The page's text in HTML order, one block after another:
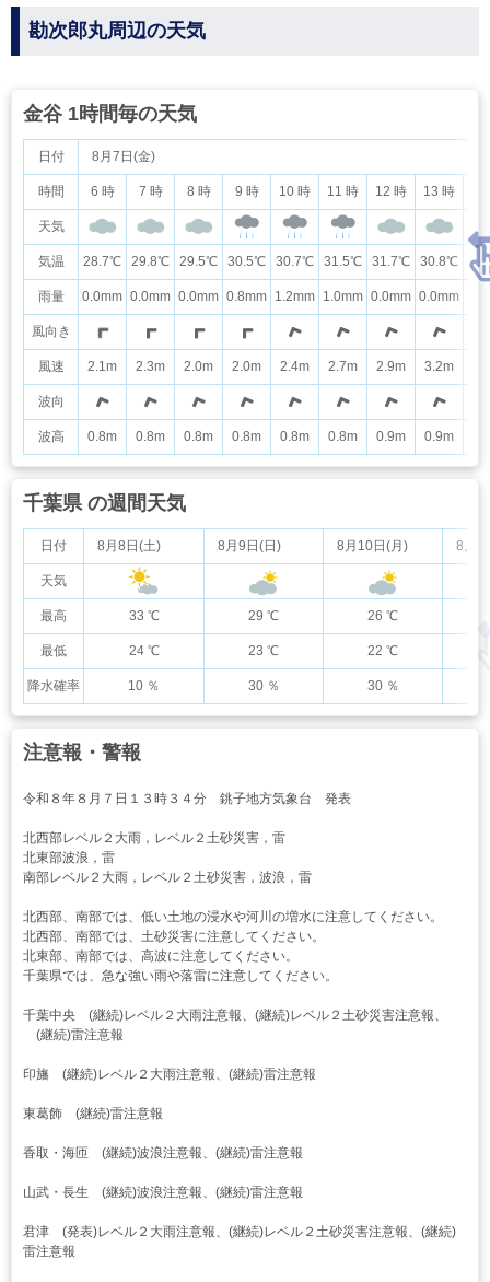
勘次郎丸周辺の天気
金谷 1時間毎の天気
日付
時間
天気
気温
雨量
風向き
風速
波向
波高
8月7日(金)
6 時 7 時 8 時 9 時 10 時 11 時 12 時 13 時
28.7℃ 29.8℃ 29.5℃ 30.5℃ 30.7℃ 31.5℃ 31.7℃ 30.8℃
0.0mm 0.0mm 0.0mm 0.8mm 1.2mm 1.0mm 0.0mm 0.0mm
2.1m 2.3m 2.0m 2.0m 2.4m 2.7m 2.9m 3.2m
0.8m 0.8m 0.8m 0.8m 0.8m 0.8m 0.9m 0.9m
千葉県 の週間天気
日付
天気
最高
最低
降水確率
8月8日(土) 8月9日(日) 8月10日(月) 8月
33 ℃ 29 ℃ 26 ℃
24 ℃ 23 ℃ 22 ℃
10 ％ 30 ％ 30 ％
注意報・警報
令和８年８月７日１３時３４分 銚子地方気象台 発表
北西部レベル２大雨，レベル２土砂災害，雷
北東部波浪，雷
南部レベル２大雨，レベル２土砂災害，波浪，雷
北西部、南部では、低い土地の浸水や河川の増水に注意してください。
北西部、南部では、土砂災害に注意してください。
北東部、南部では、高波に注意してください。
千葉県では、急な強い雨や落雷に注意してください。
千葉中央 (継続)レベル２大雨注意報、(継続)レベル２土砂災害注意報、
(継続)雷注意報
印旛 (継続)レベル２大雨注意報、(継続)雷注意報
東葛飾 (継続)雷注意報
香取・海匝 (継続)波浪注意報、(継続)雷注意報
山武・長生 (継続)波浪注意報、(継続)雷注意報
君津 (発表)レベル２大雨注意報、(継続)レベル２土砂災害注意報、(継続)
雷注意報